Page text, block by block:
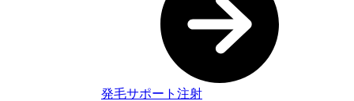
発毛サポート注射